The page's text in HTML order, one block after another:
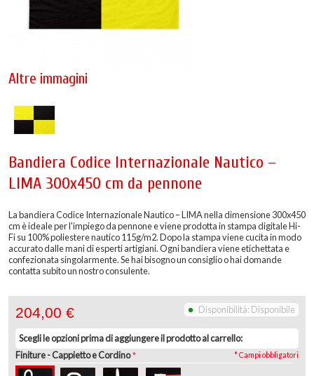
Altre immagini
Bandiera Codice Internazionale Nautico –
LIMA 300x450 cm da pennone
La bandiera Codice Internazionale Nautico – LIMA nella dimensione 300x450
cm è ideale per l'impiego da pennone e viene prodotta in stampa digitale Hi-
Fi su 100% poliestere nautico 115g/m2. Dopo la stampa viene cucita in modo
accurato dalle mani di esperti artigiani. Ogni bandiera viene etichettata e
confezionata singolarmente. Se hai bisogno un consiglio o hai domande
contatta subito un nostro consulente.
Disponibilità: Disponibile
204,00 €
Scegli le opzioni prima di aggiungere il prodotto al carrello:
Finiture- Cappietto e Cordino * Campi obbligatori